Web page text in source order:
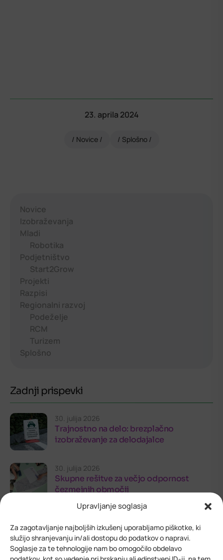
Upravljanje soglasja
Za zagotavljanje najboljših izkušenj uporabljamo piškotke, ki
služijo shranjevanju in/ali dostopu do podatkov o napravi.
Soglasje za te tehnologije nam bo omogočilo obdelavo
23. aprila 2024
Novice Splošno
Novice
Izobraževanja
Mladi
Robotika
Podjetništvo
Start2Grow
Projekti
Razpisi
Regionalni razvoj
Podeželje
RCM
Turizem
Splošno
Zadnji prispevki
30. julija 2026
Trajnostno na delo: brezplačno
izobraževanje za delodajalce
30. julija 2026
Skupne rešitve za večjo odpornost
čezmejnih območij
Odprt razpis Alpsko-jadranske zveze za
mednarodne projekte